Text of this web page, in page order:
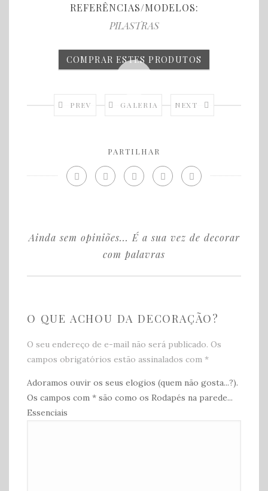
REFERÊNCIAS/MODELOS:
PILASTRAS
COMPRAR ESTES PRODUTOS
PREV GALERIA NEXT
PARTILHAR
Ainda sem opiniões... É a sua vez de decorar
com palavras
O QUE ACHOU DA DECORAÇÃO?️
O seu endereço de e-mail não será publicado. Os
campos obrigatórios estão assinalados com *
Adoramos ouvir os seus elogios (quem não gosta...?).
Os campos com * são como os Rodapés na parede...
Essenciais